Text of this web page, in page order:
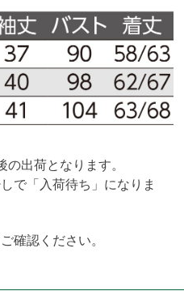
荷となります。
「入荷待ち」になりま
確認ください。